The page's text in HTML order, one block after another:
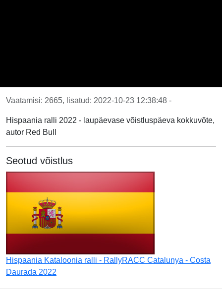
Vaatamisi: 2665, lisatud: 2022-10-23 12:38:48 -
Hispaania ralli 2022 - laupäevase võistluspäeva kokkuvõte,
autor Red Bull
Seotud võistlus
Hispaania Kataloonia ralli - RallyRACC Catalunya - Costa
Daurada 2022